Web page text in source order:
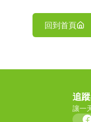
回到首頁
追
讓一